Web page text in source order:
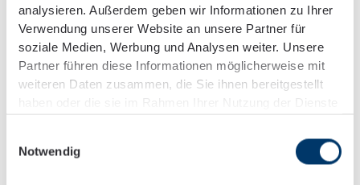
analysieren. Außerdem geben wir Informationen zu Ihrer
Verwendung unserer Website an unsere Partner für
soziale Medien, Werbung und Analysen weiter. Unsere
Partner führen diese Informationen möglicherweise mit
weiteren Daten zusammen, die Sie ihnen bereitgestellt
Notwendig
REFERENTEN
Unsere Referenten